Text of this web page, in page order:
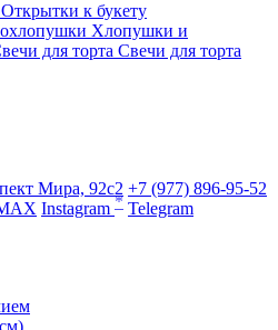
Открытки к букету
Хлопушки и
Свечи для торта
Мира, 92с2 +7 (977) 896-95-52
Instagram * Telegram